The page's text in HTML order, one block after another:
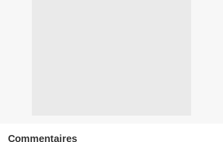
Commentaires